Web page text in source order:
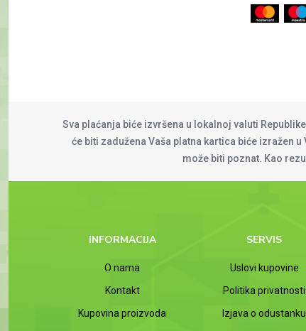
Sva plaćanja biće izvršena u lokalnoj valuti
će biti zadužena Vaša platna kartica biće izražen
može biti poznat. Kao
INFORMACIJA
O nama
Kontakt
Kupovina proizvoda
SERVIS
Uslovi kupovine
Politika privatnosti
Izjava o odustanku